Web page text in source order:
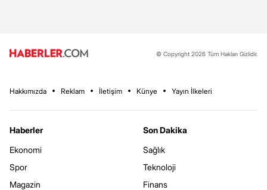
© Copyright 2026 Tüm Hakları Gizlidir.
Hakkımızda Reklam İletişim Künye Yayın İlkeleri
Haberler
Ekonomi
Spor
Magazin
Son Dakika
Sağlık
Teknoloji
Finans